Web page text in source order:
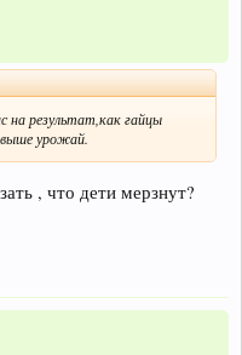
результат,как гайцы
урожай.
, что дети мерзнут?